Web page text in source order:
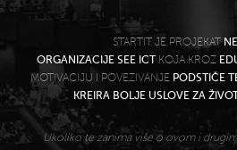
STARTIT JE PROJEKAT
ORGANIZACIJE SEE ICTKOJA KROZ
MOTIVACIJU I POVEZIVANJE PODSTIČE
KREIRA BOLJE USLOVE ZA
Ukoliko te zanima više o ovom i